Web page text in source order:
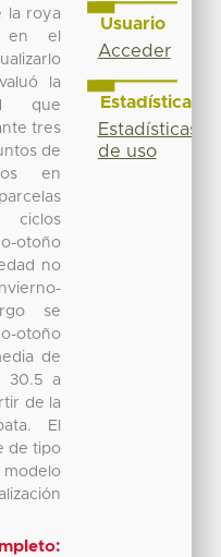
la roya
en el
la
que
tres
de
en
ciclos
otoño
no
se
otoño
de
30.5 a
de la
El
de tipo
Usuario
Acceder
Estadísticas
Estadísticas
de uso